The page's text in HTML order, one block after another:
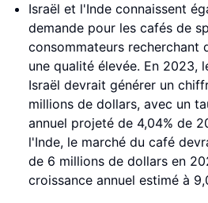
Israël et l'Inde connaissent
demande pour les cafés de
consommateurs recherchant
une qualité élevée. En 2023,
Israël devrait générer un
millions de dollars, avec un
annuel projeté de 4,04% de
l'Inde, le marché du café
de 6 millions de dollars en
croissance annuel estimé à